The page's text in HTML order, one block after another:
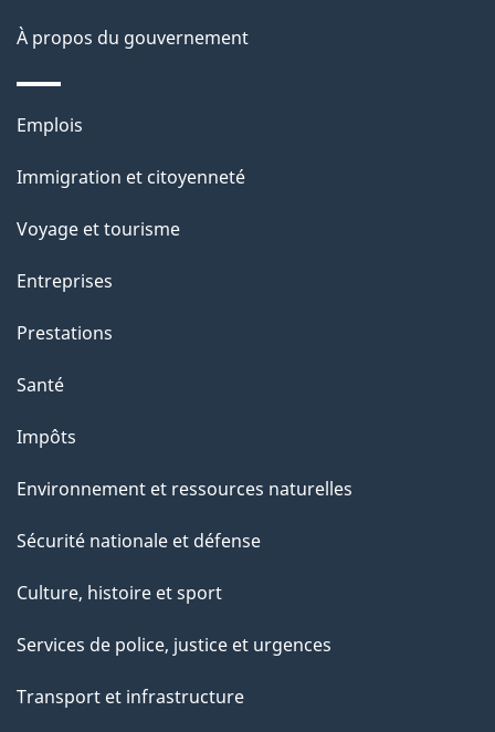
n
s
u
r
c
t
t
a
e
À propos du gouvernement
Thèmes
sujets
Emplois
Immigration et citoyenneté
Voyage et tourisme
Entreprises
Prestations
Santé
Impôts
Environnement et ressources naturelles
Sécurité nationale et défense
Culture, histoire et sport
Services de police, justice et urgences
Transport et infrastructure